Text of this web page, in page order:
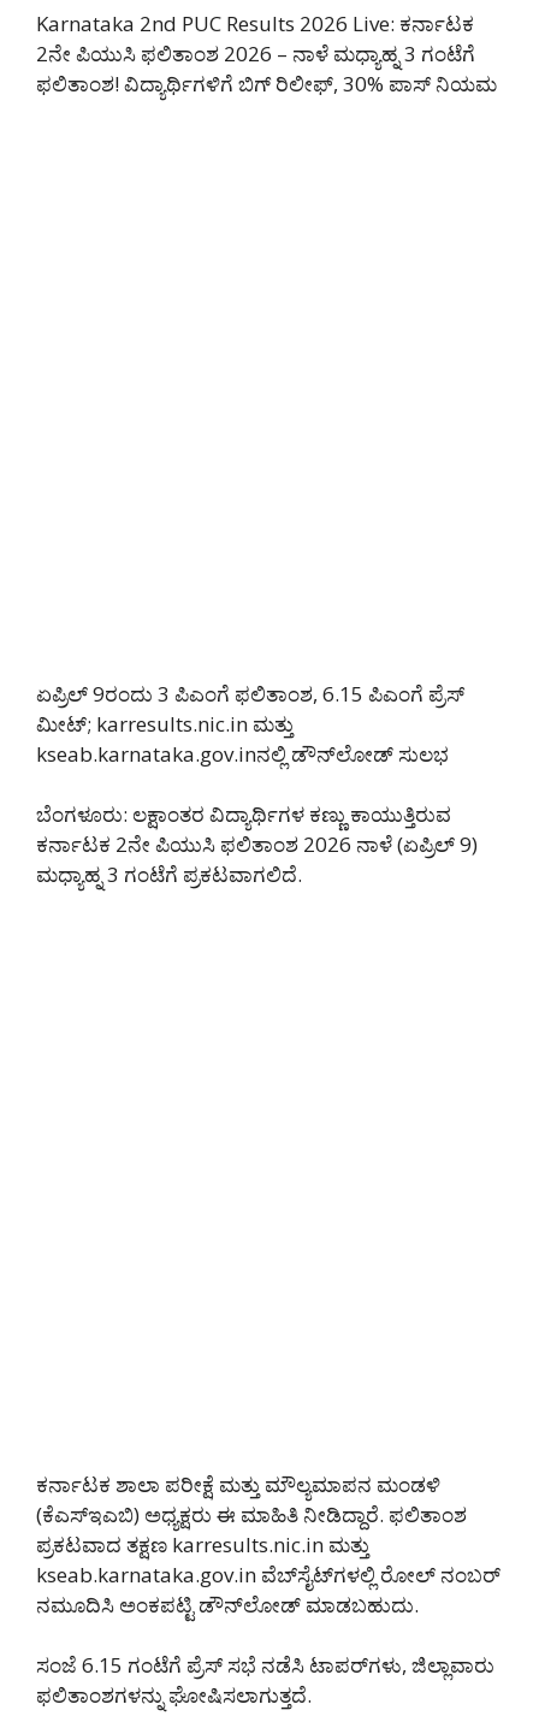
Karnataka 2nd PUC Results 2026 Live: ಕರ್ನಾಟಕ
2ನೇ ಪಿಯುಸಿ ಫಲಿತಾಂಶ 2026 – ನಾಳೆ ಮಧ್ಯಾಹ್ನ 3 ಗಂಟೆಗೆ
ಫಲಿತಾಂಶ! ವಿದ್ಯಾರ್ಥಿಗಳಿಗೆ ಬಿಗ್ ರಿಲೀಫ್, 30% ಪಾಸ್ ನಿಯಮ
ಏಪ್ರಿಲ್ 9ರಂದು 3 ಪಿಎಂಗೆ ಫಲಿತಾಂಶ, 6.15 ಪಿಎಂಗೆ ಪ್ರೆಸ್
ಮೀಟ್; karresults.nic.in ಮತ್ತು
kseab.karnataka.gov.inನಲ್ಲಿ ಡೌನ್‌ಲೋಡ್ ಸುಲಭ
ಬೆಂಗಳೂರು: ಲಕ್ಷಾಂತರ ವಿದ್ಯಾರ್ಥಿಗಳ ಕಣ್ಣು ಕಾಯುತ್ತಿರುವ
ಕರ್ನಾಟಕ 2ನೇ ಪಿಯುಸಿ ಫಲಿತಾಂಶ 2026 ನಾಳೆ (ಏಪ್ರಿಲ್ 9)
ಮಧ್ಯಾಹ್ನ 3 ಗಂಟೆಗೆ ಪ್ರಕಟವಾಗಲಿದೆ.
ಕರ್ನಾಟಕ ಶಾಲಾ ಪರೀಕ್ಷೆ ಮತ್ತು ಮೌಲ್ಯಮಾಪನ ಮಂಡಳಿ
(ಕೆಎಸ್‌ಇಎಬಿ) ಅಧ್ಯಕ್ಷರು ಈ ಮಾಹಿತಿ ನೀಡಿದ್ದಾರೆ. ಫಲಿತಾಂಶ
ಪ್ರಕಟವಾದ ತಕ್ಷಣ karresults.nic.in ಮತ್ತು
kseab.karnataka.gov.in ವೆಬ್‌ಸೈಟ್‌ಗಳಲ್ಲಿ ರೋಲ್ ನಂಬರ್
ನಮೂದಿಸಿ ಅಂಕಪಟ್ಟಿ ಡೌನ್‌ಲೋಡ್ ಮಾಡಬಹುದು.
ಸಂಜೆ 6.15 ಗಂಟೆಗೆ ಪ್ರೆಸ್ ಸಭೆ ನಡೆಸಿ ಟಾಪರ್‌ಗಳು, ಜಿಲ್ಲಾವಾರು
ಫಲಿತಾಂಶಗಳನ್ನು ಘೋಷಿಸಲಾಗುತ್ತದೆ.